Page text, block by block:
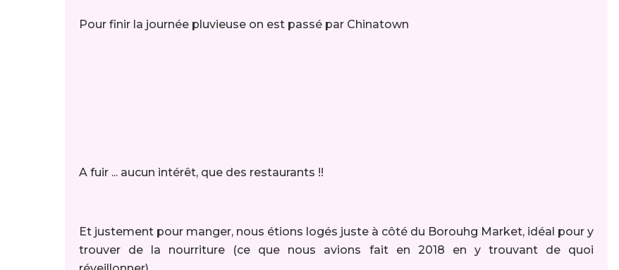
Pour finir la journée pluvieuse on est passé par Chinatown
A fuir ... aucun intérêt, que des restaurants !!
Et justement pour manger, nous étions logés juste à côté du Borouhg Market, idéal pour y
trouver de la nourriture (ce que nous avions fait en 2018 en y trouvant de quoi